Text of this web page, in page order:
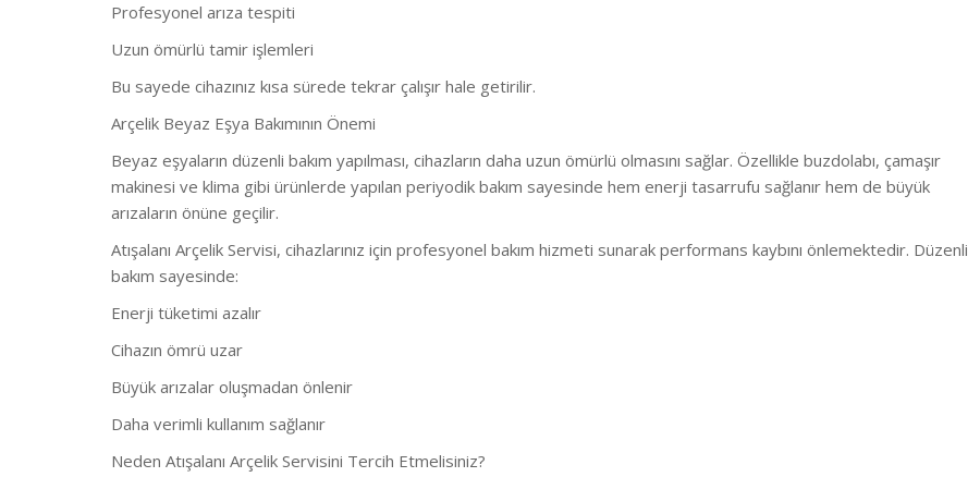
Profesyonel arıza tespiti
Uzun ömürlü tamir işlemleri
Bu sayede cihazınız kısa sürede tekrar çalışır hale getirilir.
Arçelik Beyaz Eşya Bakımının Önemi
Beyaz eşyaların düzenli bakım yapılması, cihazların daha uzun ömürlü olmasını sağlar. Özellikle buzdolabı, çamaşır
makinesi ve klima gibi ürünlerde yapılan periyodik bakım sayesinde hem enerji tasarrufu sağlanır hem de büyük
arızaların önüne geçilir.
Atışalanı Arçelik Servisi, cihazlarınız için profesyonel bakım hizmeti sunarak performans kaybını önlemektedir. Düzenli
bakım sayesinde:
Enerji tüketimi azalır
Cihazın ömrü uzar
Büyük arızalar oluşmadan önlenir
Daha verimli kullanım sağlanır
Neden Atışalanı Arçelik Servisini Tercih Etmelisiniz?